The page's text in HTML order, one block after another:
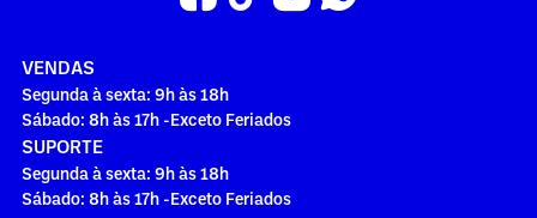
VENDAS
Segunda à sexta: 9h às 18h
Sábado: 8h às 17h -Exceto Feriados
SUPORTE
Segunda à sexta: 9h às 18h
Sábado: 8h às 17h -Exceto Feriados